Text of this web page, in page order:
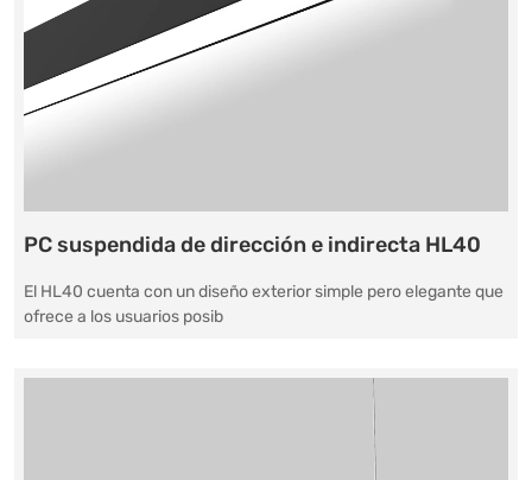
PC suspendida de dirección e indirecta HL40
El HL40 cuenta con un diseño exterior simple pero elegante que
ofrece a los usuarios posib